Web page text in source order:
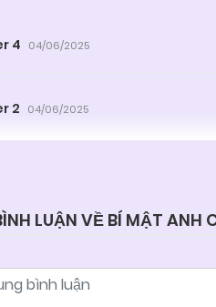
4 04/06/2025
2 04/06/2025
LUẬN VỀ BÍ MẬT ANH